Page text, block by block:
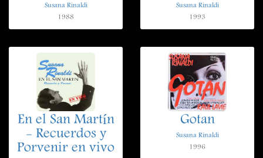
Susana Rinaldi
1988
Susana Rinaldi
1993
En el San Martín
- Recuerdos y
Porvenir en vivo
Gotan
Susana Rinaldi
1996